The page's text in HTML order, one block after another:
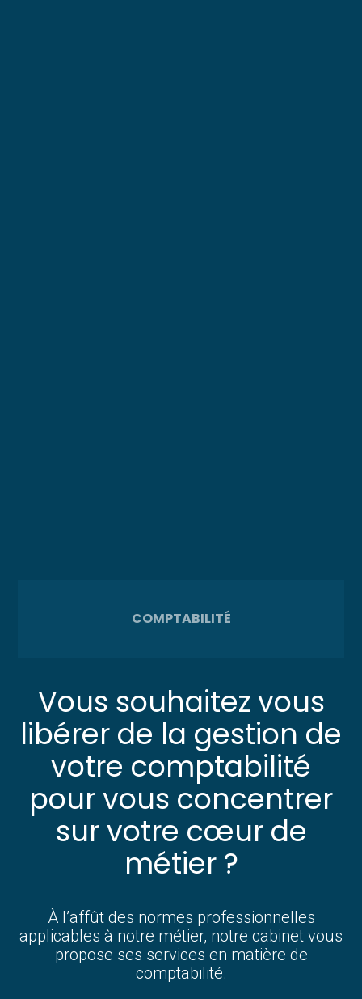
COMPTABILITÉ
Vous souhaitez vous
libérer de la gestion de
votre comptabilité
pour vous concentrer
sur votre cœur de
métier ?
À l’affût des normes professionnelles
applicables à notre métier, notre cabinet vous
propose ses services en matière de
comptabilité.